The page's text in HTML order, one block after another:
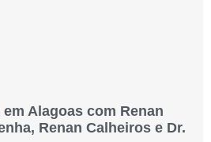
Alagoas com Renan
Renan Calheiros e Dr.